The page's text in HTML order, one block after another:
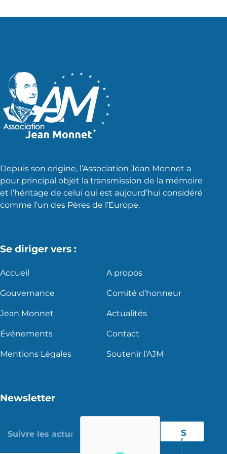
Depuis son origine, l’Association Jean Monnet a
pour principal objet la transmission de la mémoire
et l’héritage de celui qui est aujourd’hui considéré
comme l’un des Pères de l’Europe.
Se diriger vers :
Accueil A propos
Gouvernance Comité d’honneur
Jean Monnet Actualités
Événements Contact
Mentions Légales Soutenir l’AJM
Newsletter
S
'